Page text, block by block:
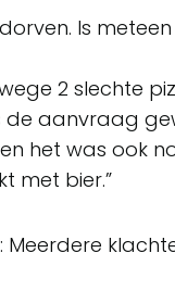
Is
2 slechte
de aanvraag
het was ook
met bier.”
: Meerdere